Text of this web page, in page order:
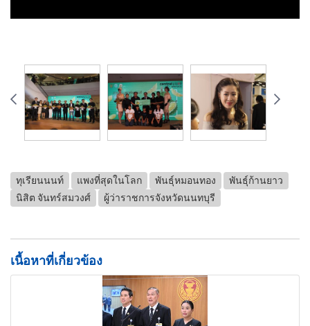
ทุเรียนนนท์ แพงที่สุดในโลก พันธุ์หมอนทอง
พันธุ์ก้านยาว
นิสิต จันทร์สมวงศ์
ผู้ว่าราชการจังหวัดนนทบุรี
เนื้อหาที่เกี่ยวข้อง